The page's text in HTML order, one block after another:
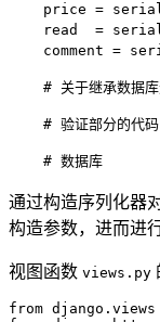
    price
=
    read
=
    comment
=
# 关于继承数据
# 验证部分的代码
# 数据库
通过构造序列化器
构造参数，进而进
视图函数 views.py
from django . views